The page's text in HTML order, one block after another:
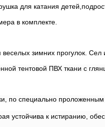
для катания
в комплекте.
зимних прогулок. Сел
тентовой ПВХ ткани с
по специально
устойчива к истиранию,